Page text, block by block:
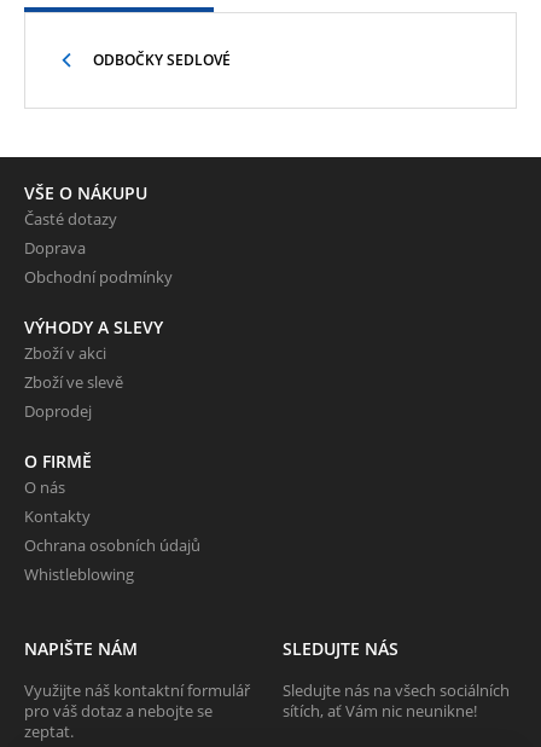
ODBOČKY SEDLOVÉ
VŠE O NÁKUPU
Časté dotazy
Doprava
Obchodní podmínky
VÝHODY A SLEVY
Zboží v akci
Zboží ve slevě
Doprodej
O FIRMĚ
O nás
Kontakty
Ochrana osobních údajů
Whistleblowing
NAPIŠTE NÁM
Využijte náš kontaktní formulář
pro váš dotaz a nebojte se
zeptat.
SLEDUJTE NÁS
Sledujte nás na všech sociálních
sítích, ať Vám nic neunikne!